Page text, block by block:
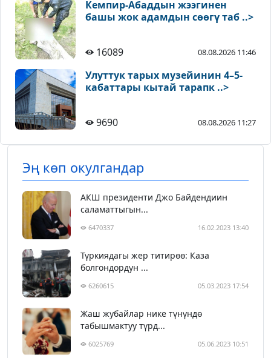
Кемпир-Абаддын жээгинен
башы жок адамдын сөөгү таб ..>
16089 08.08.2026 11:46
Улуттук тарых музейинин 4–5-
кабаттары кытай тарапк ..>
9690 08.08.2026 11:27
Эң көп окулгандар
АКШ президенти Джо Байдендиин
саламаттыгын...
6470337 16.02.2023 13:40
Түркиядагы жер титирөө: Каза
болгондордун ...
6260615 05.03.2023 17:54
Жаш жубайлар нике түнүндө
табышмактуу түрд...
6025769 05.06.2023 10:51